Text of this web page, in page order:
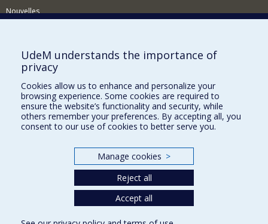
Nouvelles
Comment soutenir le Département?
BESOIN D'AIDE?
Plan du site
Signaler une erreur
Accessibilité
Nos départements et écoles
UdeM understands the importance of
privacy
Cookies allow us to enhance and personalize your
browsing experience. Some cookies are required to
ensure the website’s functionality and security, while
others remember your preferences. By accepting all, you
consent to our use of cookies to better serve you.
Manage cookies >
Reject all
Accept all